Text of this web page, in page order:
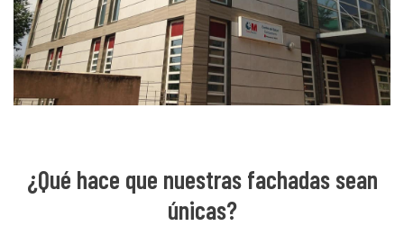
¿Qué hace que nuestras fachadas sean
únicas?